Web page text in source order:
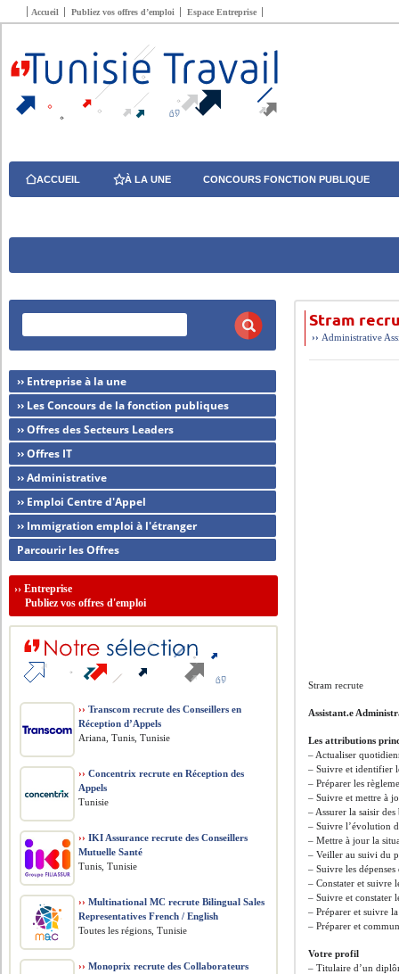
Accueil Publiez vos offres d’emploi Espace Entreprise
ACCUEIL À LA UNE CONCOURS FONCTION PUBLIQUE
Stram
›› Administrative
Stram recrute
Assistant.e
Les attributions
– Actualiser
– Suivre et identifier
– Préparer les
– Suivre et mettre à
– Assurer la saisir
– Suivre l’évolution
– Mettre à jour la
– Veiller au suivi du
– Suivre les
– Constater et suivre
– Suivre et constater
– Préparer et suivre
– Préparer et
Votre profil
– Titulaire d’un
›› Entreprise à la une
›› Les Concours de la fonction publiques
›› Offres des Secteurs Leaders
›› Offres IT
›› Administrative
›› Emploi Centre d'Appel
›› Immigration emploi à l'étranger
Parcourir les Offres
››Entreprise
Publiez vos offres d'emploi
›› Transcom recrute des Conseillers en
Réception d’Appels
Ariana, Tunis, Tunisie
›› Concentrix recrute en Réception des
Appels
Tunisie
›› IKI Assurance recrute des Conseillers
Mutuelle Santé
Tunis, Tunisie
›› Multinational MC recrute Bilingual Sales
Representatives French / English
Toutes les régions, Tunisie
›› Monoprix recrute des Collaborateurs